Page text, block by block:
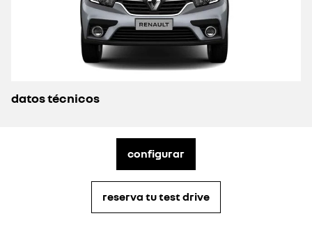
datos técnicos
configurar
reserva tu test drive